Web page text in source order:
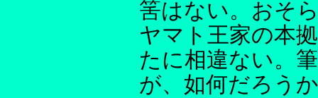
筈はない。おそ
ヤマト王家の本
たに相違ない。
が、如何だろう